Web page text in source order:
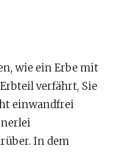
wie ein Erbe mit
verfährt, Sie
einwandfrei
In dem